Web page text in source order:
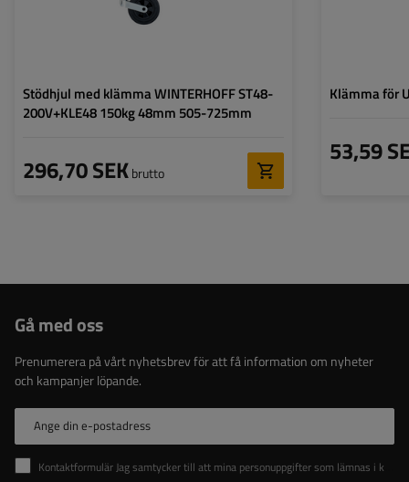
Stödhjul med klämma WINTERHOFF ST48-
200V+KLE48 150kg 48mm 505-725mm
296,70 SEKbrutto
Klämma för
53,59
Gå med oss
Prenumerera på vårt nyhetsbrev för att få information om nyheter
och kampanjer löpande.
Ange din e-postadress
Kontaktformulär Jag samtycker till att mina personuppgifter som lämnas i kontaktformuläret behandlas i enlighet med Europaparlamentets och rådets förordning (EU).